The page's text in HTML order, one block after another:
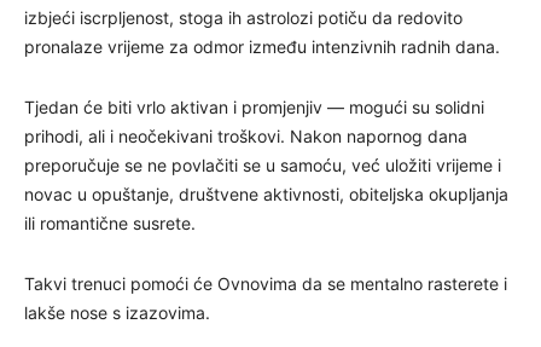
izbjeći iscrpljenost, stoga ih astrolozi potiču da redovito
pronalaze vrijeme za odmor između intenzivnih radnih dana.
Tjedan će biti vrlo aktivan i promjenjiv — mogući su solidni
prihodi, ali i neočekivani troškovi. Nakon napornog dana
preporučuje se ne povlačiti se u samoću, već uložiti vrijeme i
novac u opuštanje, društvene aktivnosti, obiteljska okupljanja
ili romantične susrete.
Takvi trenuci pomoći će Ovnovima da se mentalno rasterete i
lakše nose s izazovima.